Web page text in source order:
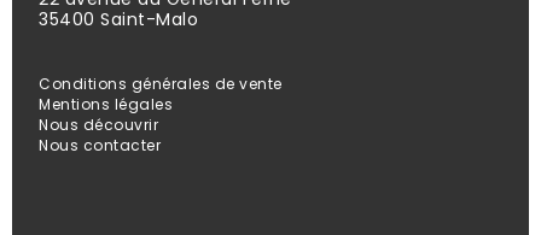
35400 Saint-Malo
Conditions générales de vente
Mentions légales
Nous découvrir
Nous contacter